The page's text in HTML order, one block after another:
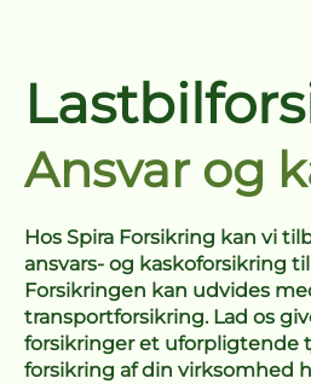
Ansvar og
Hos Spira Forsikring kan vi
ansvars- og kaskoforsikring
Forsikringen kan udvides
transportforsikring. Lad os
forsikringer et uforpligtende
forsikring af din virksomhed